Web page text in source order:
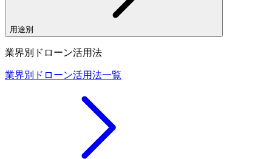
用途別
業界別ドローン活用法
業界別ドローン活用法一覧